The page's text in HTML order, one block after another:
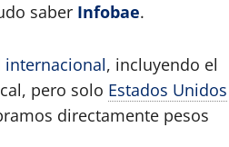
saber Infobae.
internacional, incluyendo el
pero solo Estados Unidos
directamente pesos